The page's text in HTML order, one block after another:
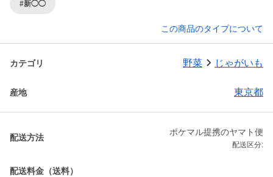
#新◯◯
この商品のタイプについて
カテゴリ 野菜 じゃがいも
産地 東京都
配送方法
ポケマル提携のヤマト便
配送区分:
配送料金（送料）